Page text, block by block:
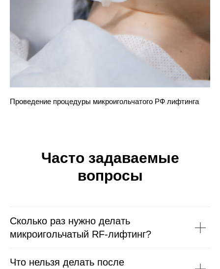
Проведение процедуры микроигольчатого РФ лифтинга
Часто задаваемые
вопросы
Сколько раз нужно делать
микроигольчатый RF-лифтинг?
Что нельзя делать после